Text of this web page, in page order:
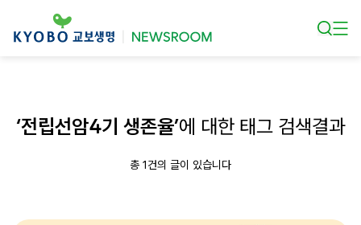
‘전립선암4기 생존율’에 대한 태그 검색결과
총 1건의 글이 있습니다